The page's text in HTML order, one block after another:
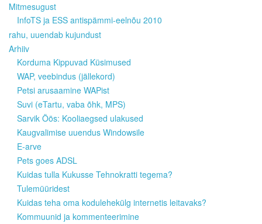
Mitmesugust
InfoTS ja ESS antispämmi-eelnõu 2010
rahu, uuendab kujundust
Arhiiv
Korduma Kippuvad Küsimused
WAP, veebindus (jällekord)
Petsi arusaamine WAPist
Suvi (eTartu, vaba õhk, MPS)
Sarvik Öös: Kooliaegsed ulakused
Kaugvalimise uuendus Windowsile
E-arve
Pets goes ADSL
Kuidas tulla Kukusse Tehnokratti tegema?
Tulemüüridest
Kuidas teha oma kodulehekülg internetis leitavaks?
Kommuunid ja kommenteerimine